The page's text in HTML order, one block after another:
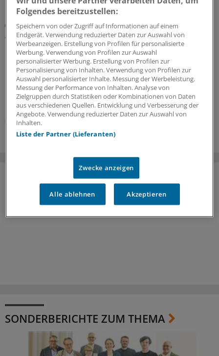
Zentrale Änderungen im Überblick
Aktualisierter GOÄ-Entwurf: Neue Leistungen,
Umbewertungen und Bürokratieabbau
Bundesärztekammer und PKV-Verband haben dem
Bundesgesundheitsministerium den Entwurf einer
GOÄneu vorgelegt. Er nimmt innovative medizinische
Leistungen auf – und bewertet einige andere um. Ein
Überblick mit Beispielen dazu, was sich ändern soll.
05.08.2026
SONDERBERICHTE ZUM THEMA
Folgendes bereitzustellen:
Speichern von oder Zugriff auf Informationen auf einem
Endgerät. Verwendung reduzierter Daten zur Auswahl von
Werbeanzeigen. Erstellung von Profilen für personalisierte
Werbung. Verwendung von Profilen zur Auswahl
personalisierter Werbung. Erstellung von Profilen zur
Personalisierung von Inhalten. Verwendung von Profilen zur
Auswahl personalisierter Inhalte. Messung der Werbeleistung.
Messung der Performance von Inhalten. Analyse von
Zielgruppen durch Statistiken oder Kombinationen von Daten
aus verschiedenen Quellen. Entwicklung und Verbesserung der
Angebote. Verwendung reduzierter Daten zur Auswahl von
Inhalten.
Liste der Partner (Lieferanten)
Zwecke anzeigen
Alle ablehnen Akzeptieren